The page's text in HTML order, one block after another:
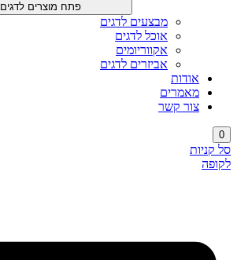
פתח מוצרים לדגים
מבצעים לדגים
אוכל לדגים
אקווריומים
אביזרים לדגים
אודות
מאמרים
צור קשר
0
סל קניות
לקופה